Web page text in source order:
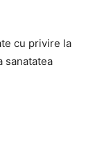
cu privire la
sanatatea